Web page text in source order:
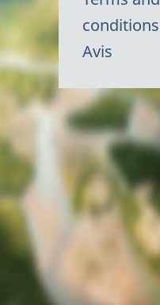
conditions
Avis